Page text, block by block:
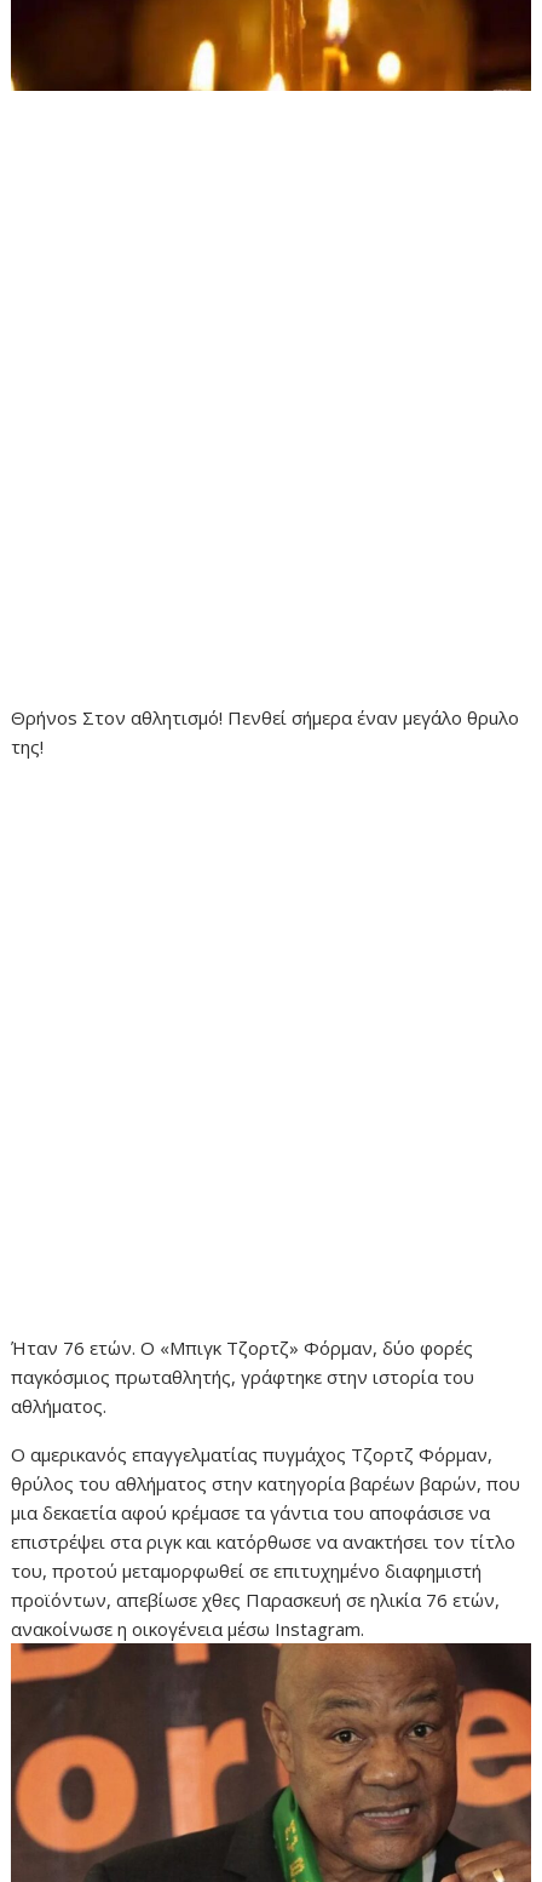
Θρήνοs Στον αθλητισμό! Πενθεί σήμερα έναν μεγάλο θρuλο
της!
Ήταν 76 ετών. Ο «Μπιγκ Τζορτζ» Φόρμαν, δύο φορές
παγκόσμιος πρωταθλητής, γράφτηκε στην ιστορία του
αθλήματος.
Ο αμερικανός επαγγελματίας πυγμάχος Τζορτζ Φόρμαν,
θρύλος του αθλήματος στην κατηγορία βαρέων βαρών, που
μια δεκαετία αφού κρέμασε τα γάντια του αποφάσισε να
επιστρέψει στα ριγκ και κατόρθωσε να ανακτήσει τον τίτλο
του, προτού μεταμορφωθεί σε επιτυχημένο διαφημιστή
προϊόντων, απεβίωσε χθες Παρασκευή σε ηλικία 76 ετών,
ανακοίνωσε η οικογένεια μέσω Instagram.